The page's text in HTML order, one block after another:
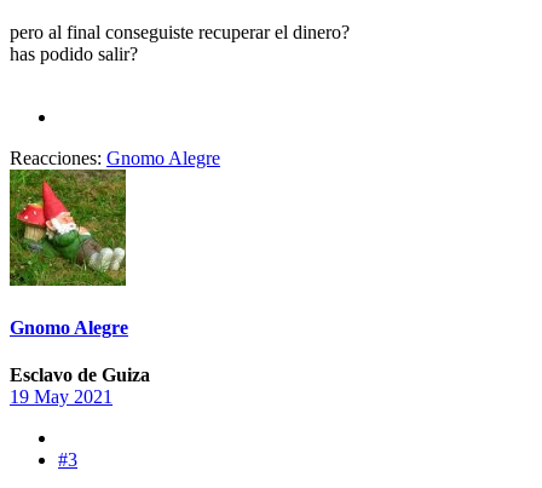
pero al final conseguiste recuperar el dinero?
has podido salir?
Reacciones: Gnomo Alegre
Gnomo Alegre
Esclavo de Guiza
19 May 2021
#3